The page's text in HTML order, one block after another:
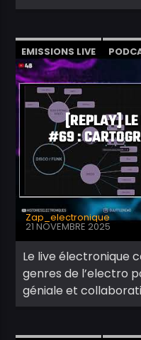
EMISSIONS LIVE
[REPLAY] LE
#69 :
Zap_electronique
21 NOVEMBRE 2025
Le live électronique
genres de l’electro
géniale et